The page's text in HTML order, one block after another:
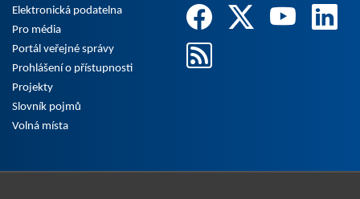
Elektronická podatelna
Pro média
Portál veřejné správy
Prohlášení o přístupnosti
Projekty
Slovník pojmů
Volná místa